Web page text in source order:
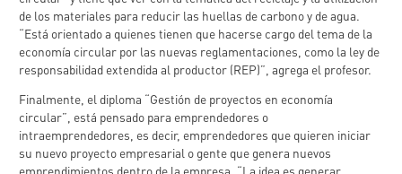
de los materiales para reducir las huellas de carbono y de agua.
“Está orientado a quienes tienen que hacerse cargo del tema de la
economía circular por las nuevas reglamentaciones, como la ley de
responsabilidad extendida al productor (REP)”, agrega el profesor.
Finalmente, el diploma “Gestión de proyectos en economía
circular”, está pensado para emprendedores o
intraemprendedores, es decir, emprendedores que quieren iniciar
su nuevo proyecto empresarial o gente que genera nuevos